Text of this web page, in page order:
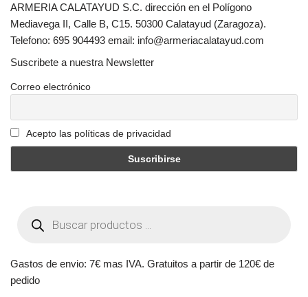
ARMERIA CALATAYUD S.C. dirección en el Polígono
Mediavega II, Calle B, C15. 50300 Calatayud (Zaragoza).
Telefono: 695 904493 email: info@armeriacalatayud.com
Suscribete a nuestra Newsletter
Correo electrónico
Acepto las políticas de privacidad
Gastos de envio: 7€ mas IVA. Gratuitos a partir de 120€ de
pedido